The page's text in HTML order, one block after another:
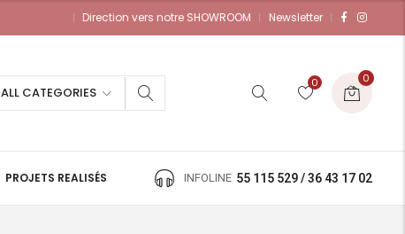
Direction vers notre SHOWROOM Newsletter
ALL CATEGORIES
0 0
PROJETS REALISÉS INFOLINE 55 115 529 / 36 43 17 02